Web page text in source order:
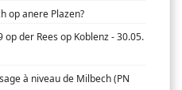
op anere Plazen?
op der Rees op Koblenz - 30.05.
à niveau de Milbech (PN